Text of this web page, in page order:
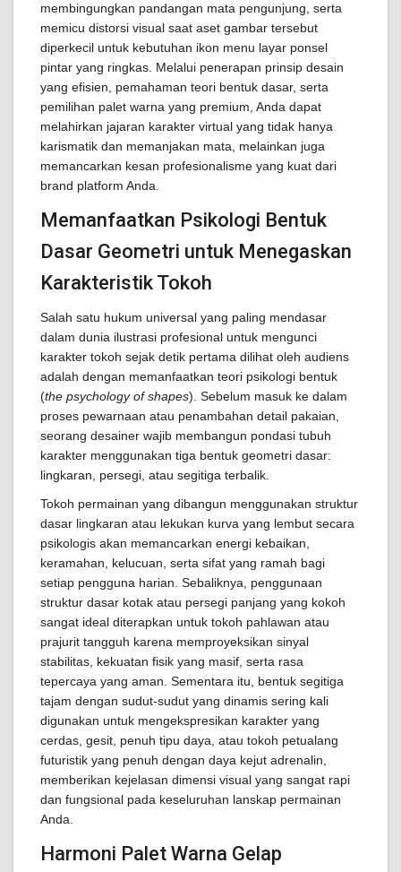
membingungkan pandangan mata pengunjung, serta
memicu distorsi visual saat aset gambar tersebut
diperkecil untuk kebutuhan ikon menu layar ponsel
pintar yang ringkas. Melalui penerapan prinsip desain
yang efisien, pemahaman teori bentuk dasar, serta
pemilihan palet warna yang premium, Anda dapat
melahirkan jajaran karakter virtual yang tidak hanya
karismatik dan memanjakan mata, melainkan juga
memancarkan kesan profesionalisme yang kuat dari
brand platform Anda.
Memanfaatkan Psikologi Bentuk
Dasar Geometri untuk Menegaskan
Karakteristik Tokoh
Salah satu hukum universal yang paling mendasar
dalam dunia ilustrasi profesional untuk mengunci
karakter tokoh sejak detik pertama dilihat oleh audiens
adalah dengan memanfaatkan teori psikologi bentuk
(the psychology of shapes). Sebelum masuk ke dalam
proses pewarnaan atau penambahan detail pakaian,
seorang desainer wajib membangun pondasi tubuh
karakter menggunakan tiga bentuk geometri dasar:
lingkaran, persegi, atau segitiga terbalik.
Tokoh permainan yang dibangun menggunakan struktur
dasar lingkaran atau lekukan kurva yang lembut secara
psikologis akan memancarkan energi kebaikan,
keramahan, kelucuan, serta sifat yang ramah bagi
setiap pengguna harian. Sebaliknya, penggunaan
struktur dasar kotak atau persegi panjang yang kokoh
sangat ideal diterapkan untuk tokoh pahlawan atau
prajurit tangguh karena memproyeksikan sinyal
stabilitas, kekuatan fisik yang masif, serta rasa
tepercaya yang aman. Sementara itu, bentuk segitiga
tajam dengan sudut-sudut yang dinamis sering kali
digunakan untuk mengekspresikan karakter yang
cerdas, gesit, penuh tipu daya, atau tokoh petualang
futuristik yang penuh dengan daya kejut adrenalin,
memberikan kejelasan dimensi visual yang sangat rapi
dan fungsional pada keseluruhan lanskap permainan
Anda.
Harmoni Palet Warna Gelap